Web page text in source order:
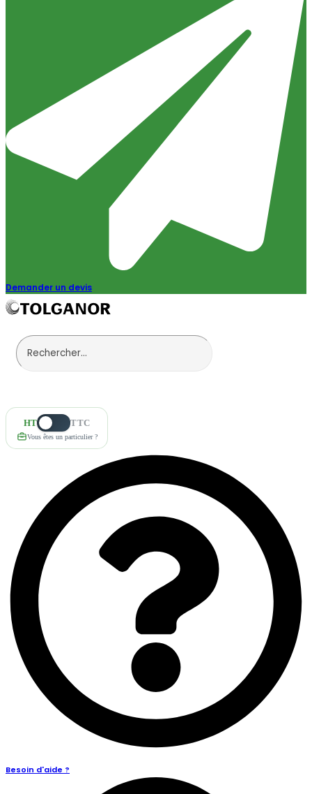
Demander un devis
HT TTC
Vous êtes un particulier ?
Besoin d'aide ?